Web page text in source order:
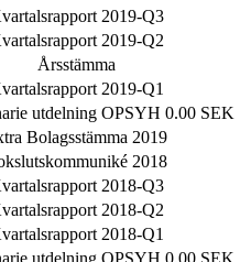
2019-Q3
2019-Q2
Årsstämma
2019-Q1
utdelning OPSYH 0.00 SEK
Bolagsstämma 2019
2018
2018-Q3
2018-Q2
2018-Q1
utdelning OPSYH 0.00 SEK